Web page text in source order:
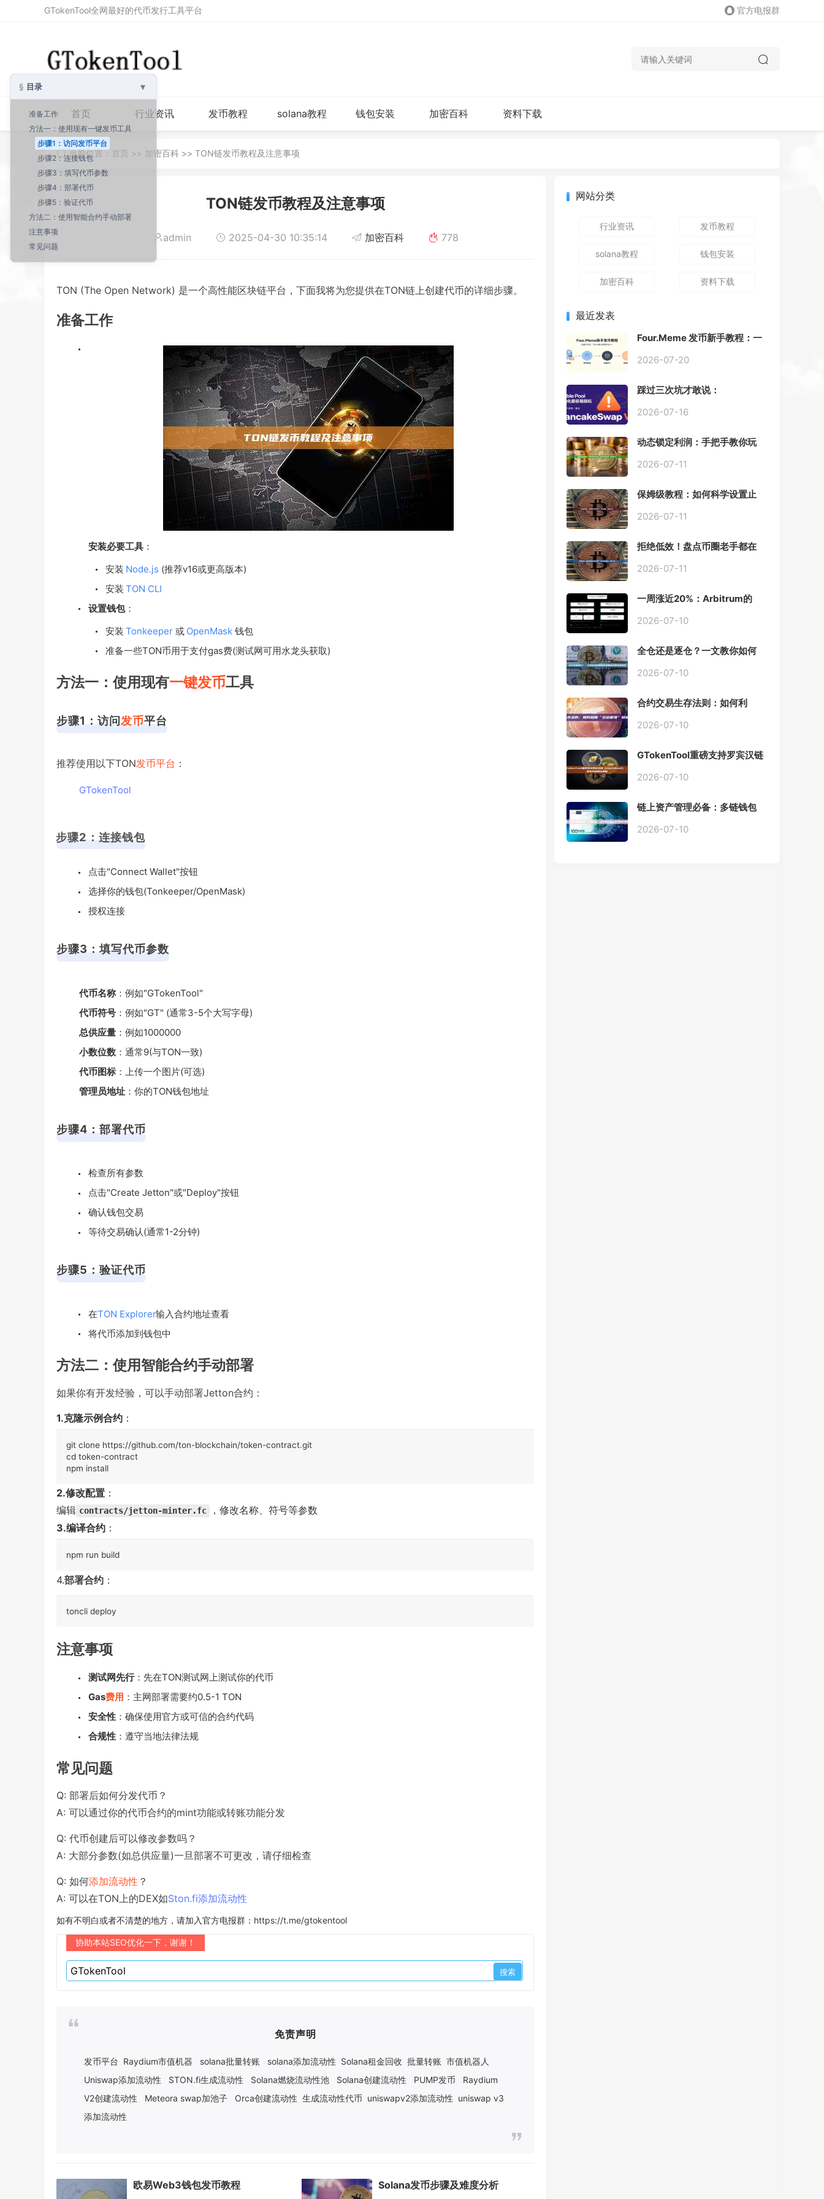
GTokenTool全网最好的代币发行工具平台 官方电报群
首页 行业资讯 发币教程 solana教程 钱包安装 加密百科 资料下载
当前位置： 首页 >> 加密百科 >> TON链发币教程及注意事项
TON链发币教程及注意事项
admin 2025-04-30 10:35:14 加密百科 778
TON (The Open Network) 是一个高性能区块链平台，下面我将为您提供在TON链上创建代币的详细步骤。
准备工作
安装必要工具 ：
安装 Node.js (推荐v16或更高版本)
安装TON CLI
设置钱包：
安装Tonkeeper或 OpenMask钱包
准备一些TON币用于支付gas费(测试网可用水龙头获取)
方法一：使用现有一键发币工具
步骤1：访问发币平台
推荐使用以下TON发币平台 ：
GTokenTool
步骤2：连接钱包
点击"Connect Wallet"按钮
选择你的钱包(Tonkeeper/OpenMask)
授权连接
步骤3：填写代币参数
代币名称：例如"GTokenTool"
代币符号 ：例如"GT" (通常3-5个大写字母)
总供应量 ：例如1000000
小数位数 ：通常9(与TON一致)
代币图标 ：上传一个图片(可选)
管理员地址 ：你的TON钱包地址
步骤4：部署代币
检查所有参数
点击"Create Jetton"或"Deploy"按钮
确认钱包交易
等待交易确认(通常1-2分钟)
步骤5：验证代币
在TON Explorer输入合约地址查看
将代币添加到钱包中
方法二：使用智能合约手动部署
如果你有开发经验，可以手动部署Jetton合约：
1.克隆示例合约 ：
git clone https://github.com/ton-blockchain/token-contract.git
cd token-contract
npm install
2.修改配置 ：
编辑 contracts/jetton-minter.fc
，修改名称、符号等参数
3.编译合约 ：
npm run build
4.部署合约 ：
toncli deploy
注意事项
测试网先行：先在TON测试网上测试你的代币
Gas费用 ：主网部署需要约0.5-1 TON
安全性 ：确保使用官方或可信的合约代码
合规性 ：遵守当地法律法规
常见问题
Q: 部署后如何分发代币？
A: 可以通过你的代币合约的mint功能或转账功能分发
Q: 代币创建后可以修改参数吗？
A: 大部分参数(如总供应量)一旦部署不可更改，请仔细检查
Q: 如何添加流动性 ？
A: 可以在TON上的DEX如Ston.fi添加流动性
如有不明白或者不清楚的地方，请加入官方电报群： https://t.me/gtokentool
协助本站SEO优化一下，谢谢！
免责声明
发币平台 Raydium市值机器 solana批量转账 solana添加流动性 Solana租金回收 批量转账 市值机器人
Uniswap添加流动性
STON.fi生成流动性 Solana燃烧流动性池 Solana创建流动性 PUMP发币
Raydium
V2创建流动性
Meteora swap加池子 Orca创建流动性 生成流动性代币 uniswapv2添加流动性 uniswap v3
添加流动性
欧易Web3钱包发币教程
Solana发币步骤及难度分析
网站分类
行业资讯 发币教程
solana教程 钱包安装
加密百科 资料下载
最近发表
Four.Meme 发币新手教程：一
动踩坑
2026-07-20
踩过三次坑才敢说：
Pool 最容易翻车的不是手续
2026-07-16
动态锁定利润：手把手教你玩
2026-07-11
保姆级教程：如何科学设置止
2026-07-11
拒绝低效！盘点币圈老手都在
具
2026-07-11
一周涨近20%：Arbitrum的
Chain一夜盘活
2026-07-10
全仓还是逐仓？一文教你如何
2026-07-10
合约交易生存法则：如何利
2026-07-10
GTokenTool重磅支持罗宾汉链
程全解析
2026-07-10
链上资产管理必备：多链钱包
2026-07-10
目录 ▾
准备工作
方法一：使用现有一键发币工具
步骤1：访问发币平台
步骤2：连接钱包
步骤3：填写代币参数
步骤4：部署代币
步骤5：验证代币
方法二：使用智能合约手动部署
注意事项
常见问题